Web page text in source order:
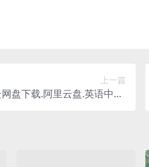
上一篇
盘下载.阿里云盘.英语中字.